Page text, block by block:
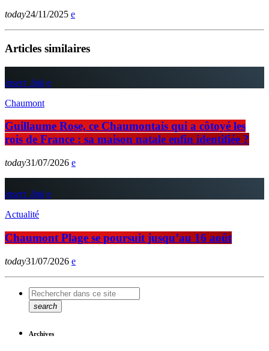
today24/11/2025
Articles similaires
insert_link
Chaumont
Guillaume Rose, ce Chaumontais qui a côtoyé les
rois de France : sa maison natale enfin identifiée ?
today31/07/2026
insert_link
Actualité
Chaumont Plage se poursuit jusqu’au 16 août
today31/07/2026
search
Archives